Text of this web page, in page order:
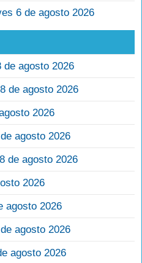
6 de agosto 2026
de agosto 2026
de agosto 2026
2026
agosto 2026
de agosto 2026
2026
agosto 2026
agosto 2026
agosto 2026